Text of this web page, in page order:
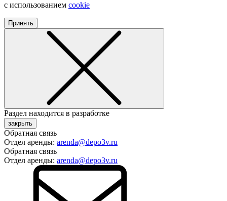
с использованием cookie
Принять
Раздел находится в разработке
закрыть
Обратная связь
Отдел аренды: arenda@depo3v.ru
Обратная связь
Отдел аренды: arenda@depo3v.ru